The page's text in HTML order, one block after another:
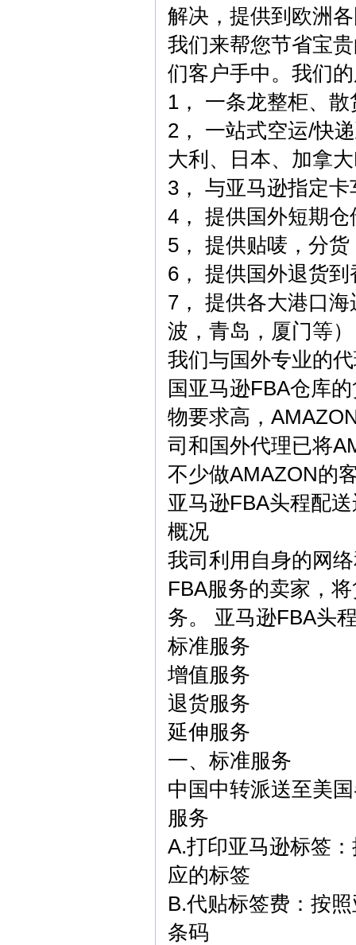
解决，提供到欧洲
我们来帮您节省宝
们客户手中。我们
1， 一条龙整柜、
2， 一站式空运/快
大利、日本、加拿
3， 与亚马逊指定
4， 提供国外短期仓
5， 提供贴唛，分
6， 提供国外退货
7， 提供各大港口
波，青岛，厦门等）
我们与国外专业的
国亚马逊FBA仓库
物要求高，
司和国外代理已将
不少做AMAZON的
亚马逊FBA头程配
概况
我司利用自身的网
FBA服务的卖家，
务。
亚马逊FBA头
标准服务
增值服务
退货服务
延伸服务
一、标准服务
中国中转派送至美
服务
A.打印亚马逊标签
应的标签
B.代贴标签费：按
条码